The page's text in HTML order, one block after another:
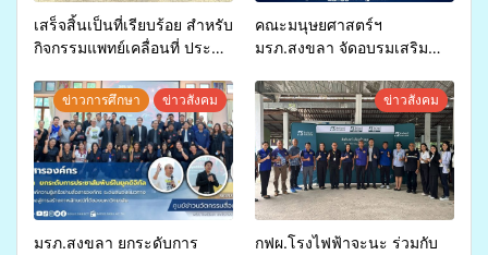
เสร็จสิ้นเป็นที่เรียบร้อย สำหรับ
กิจกรรมแพทย์เคลื่อนที่ ประจำ
สุขภาพแก่ประชาชนในพื้นที่
อำเภอจะนะ
คณะมนุษยศาสตร์ฯ
มรภ.สงขลา จัดอบรมเสริม
จ่ายงบกองทุนสุขภาพตำบล
รองรับการจัดบริการพาหนะรับ
ส่งผู้ทุพพลภาพเพื่อเข้ารับ
บริการสาธารณสุข ลดความ
เหลื่อมล้ำ ยกระดับคุณภาพ
ชีวิตประชาชนอย่างยั่งยืน
ข่าวการศึกษา ข่าวสังคม
มรภ.สงขลา ยกระดับการ
ข่าวสังคม
กฟผ.โรงไฟฟ้าจะนะ ร่วมกับ